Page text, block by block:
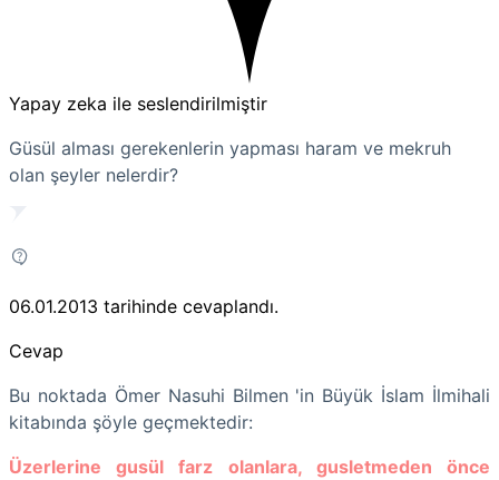
Yapay zeka ile seslendirilmiştir
Güsül alması gerekenlerin yapması haram ve mekruh
olan şeyler nelerdir?
06.01.2013 tarihinde cevaplandı.
Cevap
Bu noktada Ömer Nasuhi Bilmen 'in Büyük İslam İlmihali
kitabında şöyle geçmektedir:
Üzerlerine gusül farz olanlara, gusletmeden önce